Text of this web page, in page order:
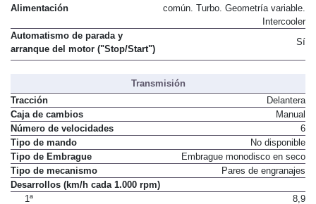
Inyección directa por conducto
común. Turbo. Geometría variable.
Automatismo de parada y
arranque del motor ("Stop/Start")
Transmisión
Tracción
Delantera
Caja de cambios
Manual
Número de velocidades
6
Tipo de mando
No disponible
Tipo de Embrague
Embrague monodisco en seco
Tipo de mecanismo
Desarrollos (km/h cada 1.000 rpm)